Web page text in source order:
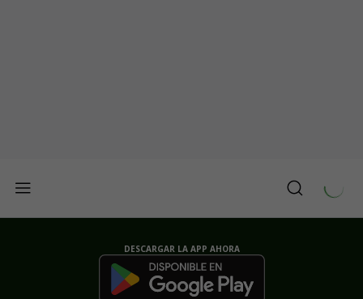
DESCARGAR LA APP AHORA